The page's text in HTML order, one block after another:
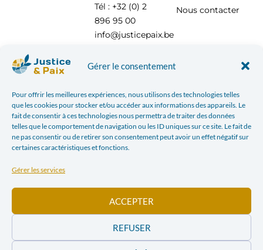
Gérer le consentement
Pour offrir les meilleures expériences, nous utilisons des technologies telles
que les cookies pour stocker et/ou accéder aux informations des appareils. Le
fait de consentir à ces technologies nous permettra de traiter des données
telles que le comportement de navigation ou les ID uniques sur ce site. Le fait de
ne pas consentir ou de retirer son consentement peut avoir un effet négatif sur
certaines caractéristiques et fonctions.
Gérer les services
ACCEPTER
REFUSER
Tél : +32 (0) 2
896 95 00
info@justicepaix.be
Nous contacter
POLITIQUE DE CONFIDENTIALITÉ| JUSTICE & PAIX – CHAUSSÉE SAINT-PIERRE, 208 À 1040